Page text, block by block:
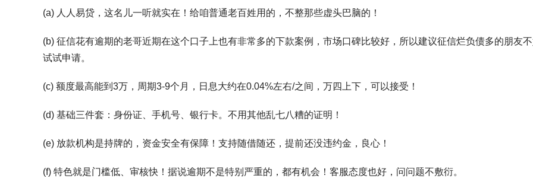
(a) 人人易贷，这名儿一听就实在！给咱普通老百姓用的，不整那些虚头巴脑的！
(b) 征信花有逾期的老哥近期在这个口子上也有非常多的下款案例，市场口碑比较好，所以建议征信烂负债多的朋友
试试申请。
(c) 额度最高能到3万，周期3-9个月，日息大约在0.04%左右/之间，万四上下，可以接受！
(d) 基础三件套：身份证、手机号、银行卡。不用其他乱七八糟的证明！
(e) 放款机构是持牌的，资金安全有保障！支持随借随还，提前还没违约金，良心！
(f) 特色就是门槛低、审核快！据说逾期不是特别严重的，都有机会！客服态度也好，问问题不敷衍。